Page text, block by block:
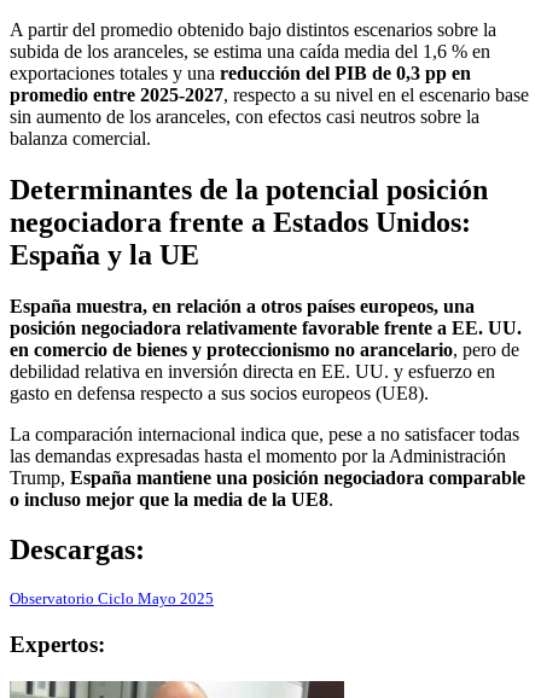
A partir del promedio obtenido bajo distintos escenarios sobre la
subida de los aranceles, se estima una caída media del 1,6 % en
exportaciones totales y una reducción del PIB de 0,3 pp en
promedio entre 2025-2027, respecto a su nivel en el escenario base
sin aumento de los aranceles, con efectos casi neutros sobre la
balanza comercial.
Determinantes de la potencial posición
negociadora frente a Estados Unidos:
España y la UE
España muestra, en relación a otros países europeos, una
posición negociadora relativamente favorable frente a EE. UU.
en comercio de bienes y proteccionismo no arancelario, pero de
debilidad relativa en inversión directa en EE. UU. y esfuerzo en
gasto en defensa respecto a sus socios europeos (UE8).
La comparación internacional indica que, pese a no satisfacer todas
las demandas expresadas hasta el momento por la Administración
Trump, España mantiene una posición negociadora comparable
o incluso mejor que la media de la UE8.
Descargas:
Observatorio Ciclo Mayo 2025
Expertos: